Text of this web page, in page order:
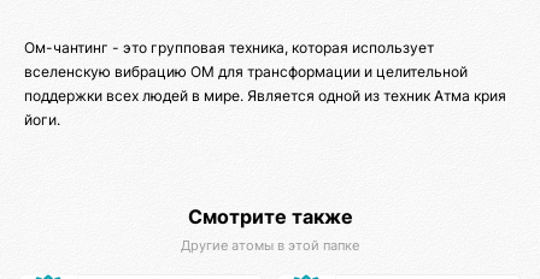
Ом-чантинг - это групповая техника, которая использует
вселенскую вибрацию ОМ для трансформации и целительной
поддержки всех людей в мире. Является одной из техник Атма крия
йоги.
Смотрите также
Другие атомы в этой папке